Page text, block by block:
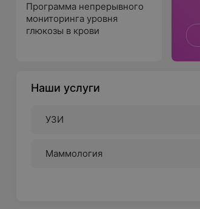
Программа непрерывного
мониторинга уровня
глюкозы в крови
Наши услуги
УЗИ
Маммология